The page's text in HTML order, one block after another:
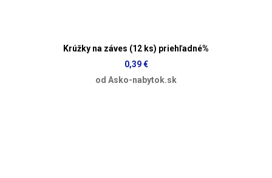
Krúžky na záves (12 ks) priehľadné%
0,39 €
od Asko-nabytok.sk